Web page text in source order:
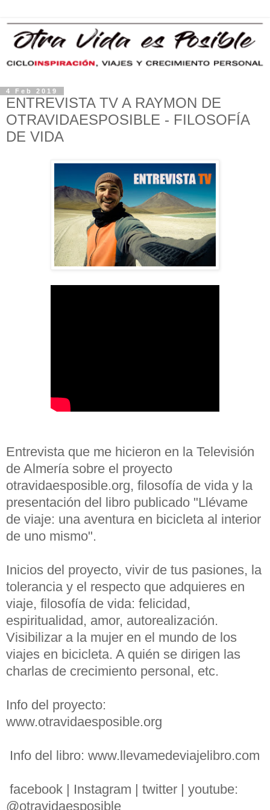
4 Feb 2019
ENTREVISTA TV A RAYMON DE
OTRAVIDAESPOSIBLE - FILOSOFÍA
DE VIDA
Entrevista que me hicieron en la Televisión
de Almería sobre el proyecto
otravidaesposible.org, filosofía de vida y la
presentación del libro publicado "Llévame
de viaje: una aventura en bicicleta al interior
de uno mismo".
Inicios del proyecto, vivir de tus pasiones, la
tolerancia y el respecto que adquieres en
viaje, filosofía de vida: felicidad,
espiritualidad, amor, autorealización.
Visibilizar a la mujer en el mundo de los
viajes en bicicleta. A quién se dirigen las
charlas de crecimiento personal, etc.
Info del proyecto:
www.otravidaesposible.org
Info del libro: www.llevamedeviajelibro.com
facebook | Instagram | twitter | youtube:
@otravidaesposible